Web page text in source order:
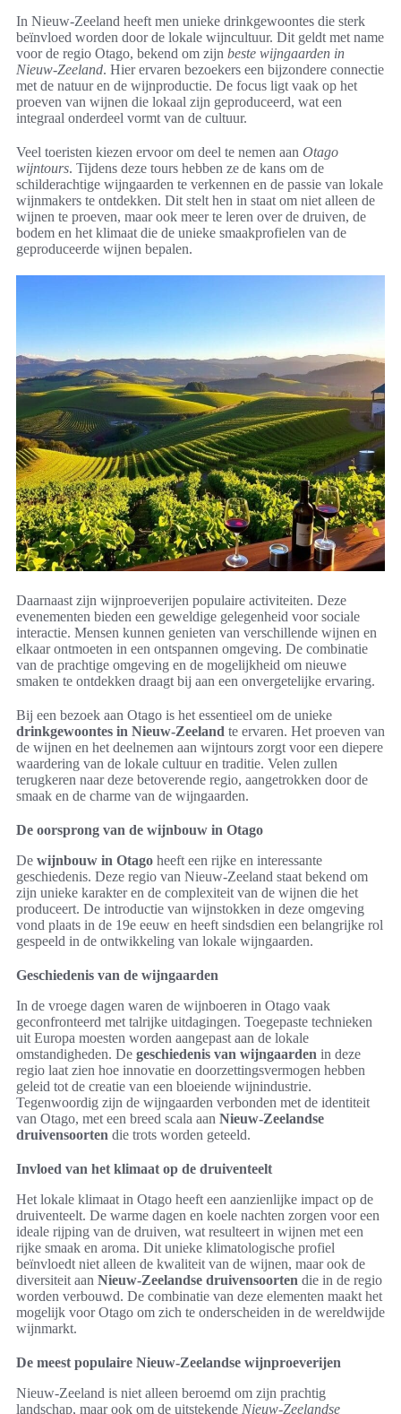
In Nieuw-Zeeland heeft men unieke drinkgewoontes die sterk
beïnvloed worden door de lokale wijncultuur. Dit geldt met name
voor de regio Otago, bekend om zijn beste wijngaarden in
Nieuw-Zeeland. Hier ervaren bezoekers een bijzondere connectie
met de natuur en de wijnproductie. De focus ligt vaak op het
proeven van wijnen die lokaal zijn geproduceerd, wat een
integraal onderdeel vormt van de cultuur.
Veel toeristen kiezen ervoor om deel te nemen aan Otago
wijntours. Tijdens deze tours hebben ze de kans om de
schilderachtige wijngaarden te verkennen en de passie van lokale
wijnmakers te ontdekken. Dit stelt hen in staat om niet alleen de
wijnen te proeven, maar ook meer te leren over de druiven, de
bodem en het klimaat die de unieke smaakprofielen van de
geproduceerde wijnen bepalen.
Daarnaast zijn wijnproeverijen populaire activiteiten. Deze
evenementen bieden een geweldige gelegenheid voor sociale
interactie. Mensen kunnen genieten van verschillende wijnen en
elkaar ontmoeten in een ontspannen omgeving. De combinatie
van de prachtige omgeving en de mogelijkheid om nieuwe
smaken te ontdekken draagt bij aan een onvergetelijke ervaring.
Bij een bezoek aan Otago is het essentieel om de unieke
drinkgewoontes in Nieuw-Zeeland te ervaren. Het proeven van
de wijnen en het deelnemen aan wijntours zorgt voor een diepere
waardering van de lokale cultuur en traditie. Velen zullen
terugkeren naar deze betoverende regio, aangetrokken door de
smaak en de charme van de wijngaarden.
De oorsprong van de wijnbouw in Otago
De wijnbouw in Otago heeft een rijke en interessante
geschiedenis. Deze regio van Nieuw-Zeeland staat bekend om
zijn unieke karakter en de complexiteit van de wijnen die het
produceert. De introductie van wijnstokken in deze omgeving
vond plaats in de 19e eeuw en heeft sindsdien een belangrijke rol
gespeeld in de ontwikkeling van lokale wijngaarden.
Geschiedenis van de wijngaarden
In de vroege dagen waren de wijnboeren in Otago vaak
geconfronteerd met talrijke uitdagingen. Toegepaste technieken
uit Europa moesten worden aangepast aan de lokale
omstandigheden. De geschiedenis van wijngaarden in deze
regio laat zien hoe innovatie en doorzettingsvermogen hebben
geleid tot de creatie van een bloeiende wijnindustrie.
Tegenwoordig zijn de wijngaarden verbonden met de identiteit
van Otago, met een breed scala aan Nieuw-Zeelandse
druivensoorten die trots worden geteeld.
Invloed van het klimaat op de druiventeelt
Het lokale klimaat in Otago heeft een aanzienlijke impact op de
druiventeelt. De warme dagen en koele nachten zorgen voor een
ideale rijping van de druiven, wat resulteert in wijnen met een
rijke smaak en aroma. Dit unieke klimatologische profiel
beïnvloedt niet alleen de kwaliteit van de wijnen, maar ook de
diversiteit aan Nieuw-Zeelandse druivensoorten die in de regio
worden verbouwd. De combinatie van deze elementen maakt het
mogelijk voor Otago om zich te onderscheiden in de wereldwijde
wijnmarkt.
De meest populaire Nieuw-Zeelandse wijnproeverijen
Nieuw-Zeeland is niet alleen beroemd om zijn prachtig
landschap, maar ook om de uitstekende Nieuw-Zeelandse